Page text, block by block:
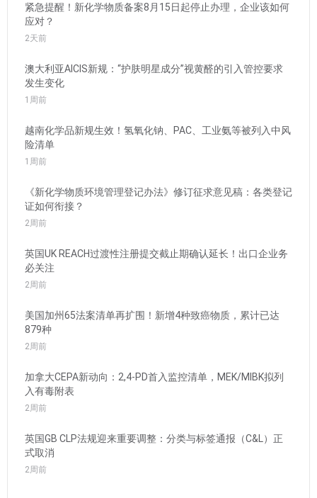
紧急提醒！新化学物质备案8月15日起停止办理，企业该如何
应对？
2天前
澳大利亚AICIS新规：“护肤明星成分”视黄醛的引入管控要求
发生变化
1周前
越南化学品新规生效！氢氧化钠、PAC、工业氨等被列入中风
险清单
1周前
《新化学物质环境管理登记办法》修订征求意见稿：各类登记
证如何衔接？
2周前
英国UK REACH过渡性注册提交截止期确认延长！出口企业务
必关注
2周前
美国加州65法案清单再扩围！新增4种致癌物质，累计已达
879种
2周前
加拿大CEPA新动向：2,4-PD首入监控清单，MEK/MIBK拟列
入有毒附表
2周前
英国GB CLP法规迎来重要调整：分类与标签通报（C&L）正
式取消
2周前